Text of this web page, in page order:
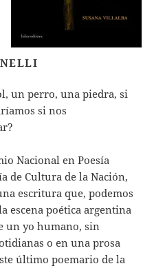
un perro, una piedra, si
si nos
Nacional en Poesía
de Cultura de la Nación,
escritura que, podemos
escena poética argentina
un yo humano, sin
o en una prosa
último poemario de la